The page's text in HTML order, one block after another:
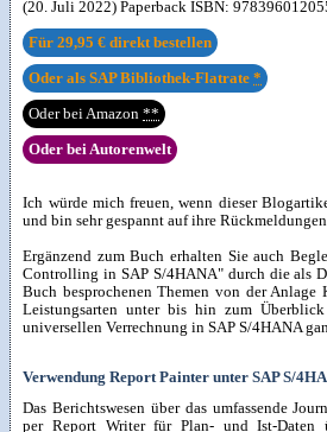
(20. Juli 2022) Paperback ISBN:
Für29,95 € direkt bestellen
Oder als SAP Bibliothek-Flatrate*
Oder bei Amazon**
Oder bei Autorenwelt
Ich würde mich freuen, wenn dieser
und bin sehr gespannt auf ihre
Ergänzend zum Buch erhalten Sie auch
Controlling in SAP S/4HANA" durch die als
Buch besprochenen Themen von der Anlage
Leistungsarten unter bis hin zum
universellen Verrechnung in SAP S/4HANA
Verwendung Report Painter unter SAP S/
Das Berichtswesen über das umfassende
per Report Writer für Plan- und Ist-Daten